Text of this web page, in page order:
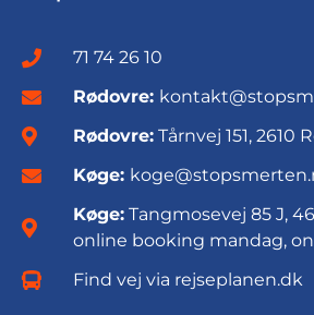
71 74 26 10
Rødovre:
Rødovre:Tårnvej 151, 2610
Køge:
Køge:Tangmosevej 85 J,
online booking mandag,
Find vej via rejseplanen.dk